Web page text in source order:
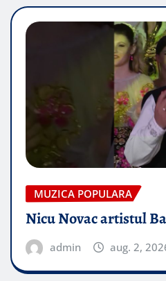
MUZICA POPULARA
Nicu Novac artistul
admin aug. 2,